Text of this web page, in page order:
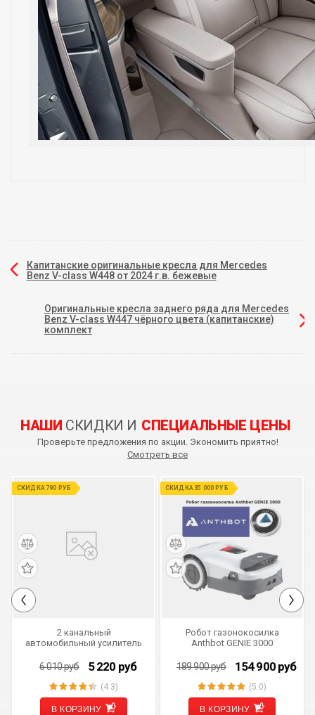
Капитанские оригинальные кресла для Mercedes
Benz V-class W448 от 2024 г.в. бежевые
Оригинальные кресла заднего ряда для Mercedes
Benz V-class W447 чёрного цвета (капитанские)
комплект
НАШИ СКИДКИ И СПЕЦИАЛЬНЫЕ ЦЕНЫ
Проверьте предложения по акции. Экономить приятно!
Смотреть все
2 канальный
автомобильный усилитель
6 010руб 5 220 руб
(4.3)
В КОРЗИНУ
СКИДКА 35 000 РУБ
Робот газонокосилка
Anthbot GENIE 3000
189 900руб 154 900 руб
(5.0)
В КОРЗИНУ